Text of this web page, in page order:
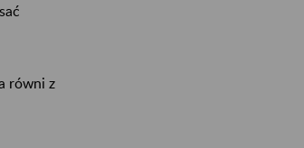
równi z